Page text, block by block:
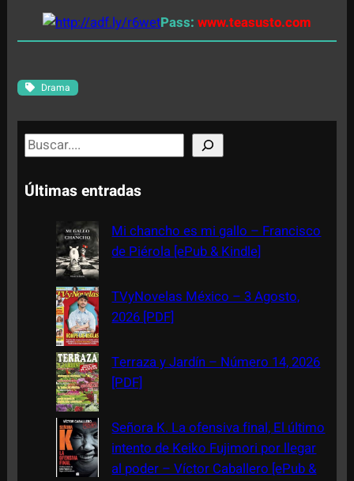
Pass: www.teasusto.com
Drama
S
e
a
Últimas entradas
Mi chancho es mi gallo – Francisco
de Piérola [ePub & Kindle]
TVyNovelas México – 3 Agosto,
2026 [PDF]
Terraza y Jardín – Número 14, 2026
[PDF]
Señora K. La ofensiva final, El último
intento de Keiko Fujimori por llegar
al poder – Víctor Caballero [ePub &